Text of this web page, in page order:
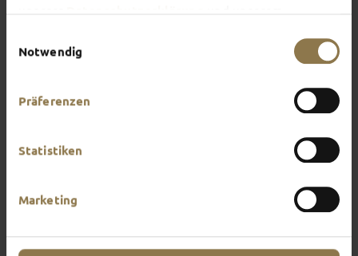
Notwendig
Präferenzen
Statistiken
Marketing